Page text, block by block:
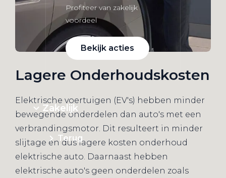
Profiteer van zakelijk
voordeel
Bekijk acties
Zakelijk
Terug
Lagere Onderhoudskosten
Elektrische voertuigen (EV's) hebben minder
bewegende onderdelen dan auto's met een
verbrandingsmotor. Dit resulteert in minder
slijtage en dus lagere kosten onderhoud
elektrische auto. Daarnaast hebben
elektrische auto's geen onderdelen zoals